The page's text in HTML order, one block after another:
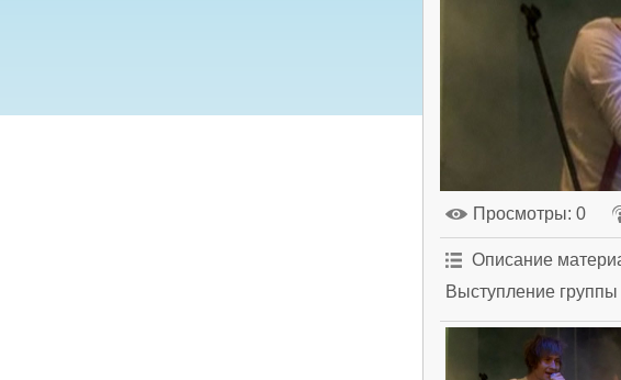
Просмотры: 0
Описание
Выступление